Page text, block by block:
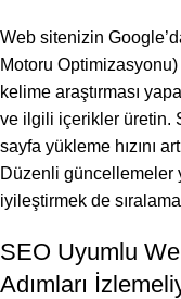
Web sitenizin
Motoru Optimizasyonu)
kelime araştırması
ve ilgili içerikler üretin.
sayfa yükleme hızını
Düzenli güncellemeler
iyileştirmek de
SEO Uyumlu
Adımları